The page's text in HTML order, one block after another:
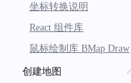
坐标转换说明
React 组件库
鼠标绘制库 BMap Draw
创建地图